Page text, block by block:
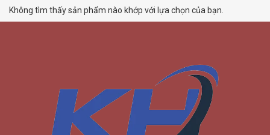
Không tìm thấy sản phẩm nào khớp với lựa chọn của bạn.